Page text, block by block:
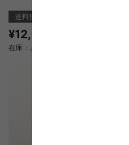
送料無料
¥12,040
在庫：△